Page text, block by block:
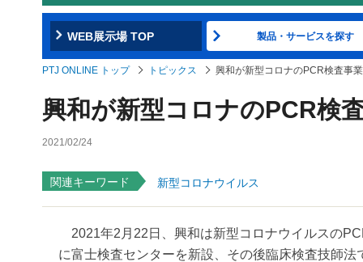
WEB展示場 TOP 製品・サービスを探す
PTJ ONLINE トップ トピックス 興和が新型コロナのPCR検査事
興和が新型コロナのPCR検
2021/02/24
関連キーワード 新型コロナウイルス
2021年2月22日、興和は新型コロナウイルスの
に富士検査センターを新設、その後臨床検査技師